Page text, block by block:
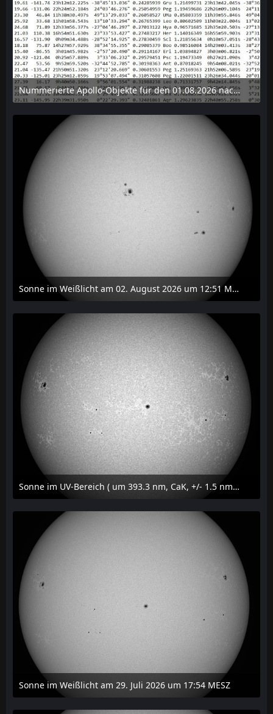
Nummerierte Apollo-Objekte für den 01.08.2026 nach Erdabstand sortiert, nur die ersten der 1910 Objekte angezeigt
6. August 2026 um 15:14
Sonne im Weißlicht am 02. August 2026 um 12:51 MESZ
2. August 2026 um 16:37
Sonne im UV-Bereich ( um 393.3 nm, CaK, +/- 1.5 nm) am 29. Juli 2026 um 17:59 MESZ
31. Juli 2026 um 20:03
Sonne im Weißlicht am 29. Juli 2026 um 17:54 MESZ
31. Juli 2026 um 20:03